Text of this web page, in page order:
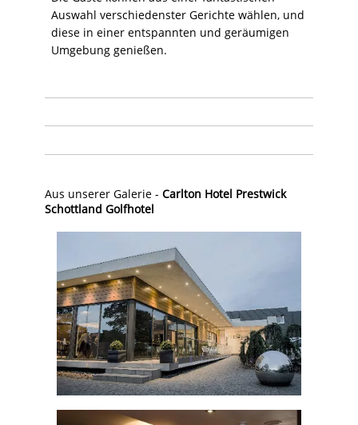
Auswahl verschiedenster Gerichte wählen, und
diese in einer entspannten und geräumigen
Umgebung genießen.
Aus unserer Galerie - Carlton Hotel Prestwick
Schottland Golfhotel